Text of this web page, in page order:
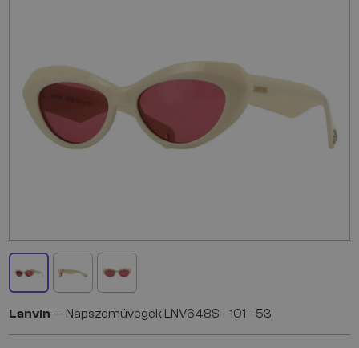
Lanvin — Napszemüvegek LNV648S - 101 - 53